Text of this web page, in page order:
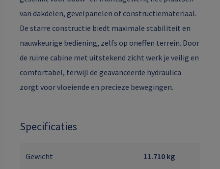
van dakdelen, gevelpanelen of constructiemateriaal.
De starre constructie biedt maximale stabiliteit en
nauwkeurige bediening, zelfs op oneffen terrein. Door
de ruime cabine met uitstekend zicht werk je veilig en
comfortabel, terwijl de geavanceerde hydraulica
zorgt voor vloeiende en precieze bewegingen.
Specificaties
Gewicht 11.710 kg